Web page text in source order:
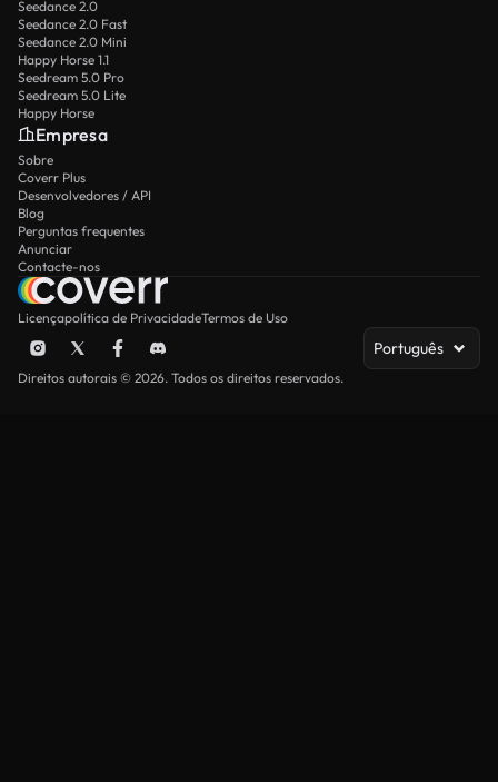
Seedance 2.0
Seedance 2.0 Fast
Seedance 2.0 Mini
Happy Horse 1.1
Seedream 5.0 Pro
Seedream 5.0 Lite
Happy Horse
Empresa
Sobre
Coverr Plus
Desenvolvedores / API
Blog
Perguntas frequentes
Anunciar
Contacte-nos
Licençapolítica de PrivacidadeTermos de Uso
Português
Direitos autorais © 2026. Todos os direitos reservados.